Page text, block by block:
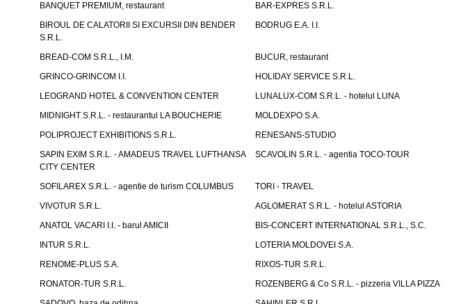
BANQUET PREMIUM, restaurant
BAR-EXPRES S.R.L.
BIROUL DE CALATORII SI EXCURSII DIN BENDER
S.R.L.
BODRUG E.A. I.I.
BREAD-COM S.R.L., I.M. BUCUR, restaurant
GRINCO-GRINCOM I.I.
HOLIDAY SERVICE S.R.L.
LEOGRAND HOTEL & CONVENTION CENTER
LUNALUX-COM S.R.L. - hotelul LUNA
MIDNIGHT S.R.L. - restaurantul LA BOUCHERIE
MOLDEXPO S.A.
POLIPROJECT EXHIBITIONS S.R.L.
RENESANS-STUDIO
SAPIN EXIM S.R.L. - AMADEUS TRAVEL LUFTHANSA
CITY CENTER
SCAVOLIN S.R.L. - agentia TOCO-TOUR
SOFILAREX S.R.L. - agentie de turism COLUMBUS TORI - TRAVEL
VIVOTUR S.R.L.
AGLOMERAT S.R.L. - hotelul ASTORIA
ANATOL VACARI I.I. - barul AMICII
BIS-CONCERT INTERNATIONAL S.R.L., S.C.
INTUR S.R.L.
LOTERIA MOLDOVEI S.A.
RENOME-PLUS S.A.
RIXOS-TUR S.R.L.
RONATOR-TUR S.R.L.
ROZENBERG & Co S.R.L. - pizzeria VILLA PIZZA